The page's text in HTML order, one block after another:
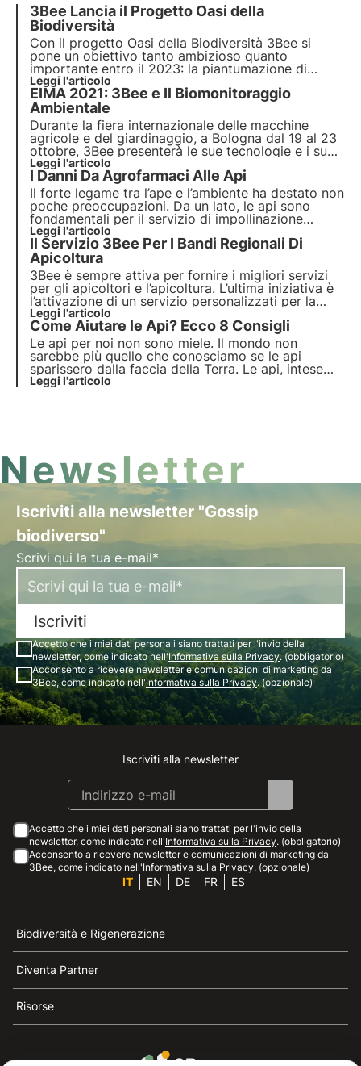
3Bee Lancia il Progetto Oasi della
Biodiversità
Con il progetto Oasi della Biodiversità 3Bee si
pone un obiettivo tanto ambizioso quanto
importante entro il 2023: la piantumazione di
100.000 alberi autoctoni
nettare a un equivalente di circa 3.500 alveari,
assorbendo circa 10 mila tonnellate di CO2
all'anno.
Leggi l'articolo
EIMA 2021: 3Bee e Il Biomonitoraggio
Ambientale
Durante la fiera internazionale delle macchine
agricole e del giardinaggio, a Bologna dal 19 al 23
ottobre, 3Bee presenterà le sue tecnologie e i suoi
servizi innovativi: tra questi, il
ambientale 3Bee, un servizio di tutela per
agricoltori e consumatori finali.
Leggi l'articolo
I Danni Da Agrofarmaci Alle Api
Il forte legame tra l’ape e l’ambiente ha destato non
poche preoccupazioni. Da un lato, le api sono
fondamentali per il servizio di impollinazione
svolto, dall'altro lato l’esigenza di difesa fitoiatrica
delle colture può portare a problemi di mortalità e
spopolamento degli alveari.
Leggi l'articolo
Il Servizio 3Bee Per I Bandi Regionali Di
Apicoltura
3Bee è sempre attiva per fornire i migliori servizi
per gli apicoltori e l’apicoltura. L’ultima iniziativa è
l’attivazione di un servizio personalizzati per la
compilazione dei bandi regionali
fase di pubblicazione proprio in questi mesi.
Leggi l'articolo
Come Aiutare le Api? Ecco 8 Consigli
Le api per noi non sono miele. Il mondo non
sarebbe più quello che conosciamo se le api
sparissero dalla faccia della Terra. Le api, intese
come impollinatori a 360 gradi, contribuiscono
Leggi l'articolo
Newsletter
Iscriviti alla newsletter "Gossip
biodiverso"
Scrivi qui la tua e-mail*
Iscriviti
Accetto che i miei dati personali siano trattati per l'invio della
newsletter, come indicato nell'Informativa sulla Privacy. (obbligatorio)
Acconsento a ricevere newsletter e comunicazioni di marketing da
3Bee, come indicato nell'Informativa sulla Privacy. (opzionale)
Instagram
Facebook
Linkedin
Youtube
Iscriviti alla newsletter
Accetto che i miei dati personali siano trattati per l'invio della
newsletter, come indicato nell'Informativa sulla Privacy. (obbligatorio)
Acconsento a ricevere newsletter e comunicazioni di marketing da
3Bee, come indicato nell'Informativa sulla Privacy. (opzionale)
IT EN DE FR ES
Biodiversità e Rigenerazione
Diventa Partner
Risorse